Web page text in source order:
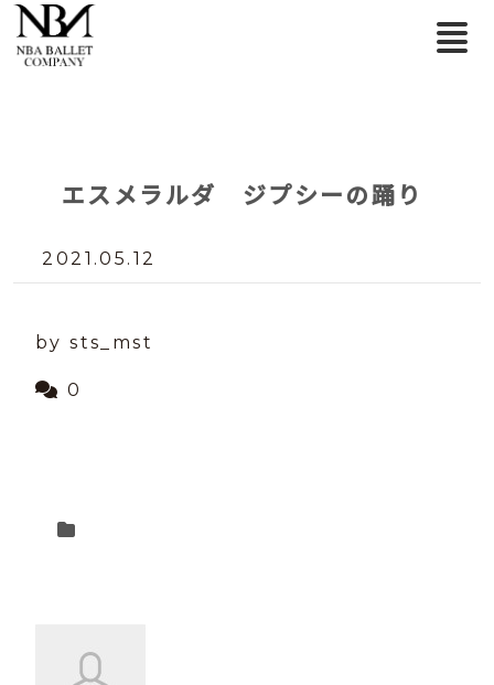
エスメラルダ ジプシーの踊り
2021.05.12
by sts_mst
0